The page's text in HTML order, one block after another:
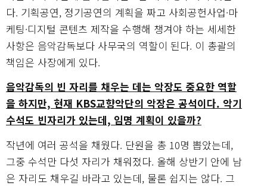
다. 기획공연, 정기공연의 계획을 짜고 사회공헌사업·마
케팅·디지털 콘텐츠 제작을 수행해 챙겨야 하는 세세한
사항은 음악감독보다 사무국의 역할이 된다. 이 총괄의
책임은 사장에게 있다.
음악감독의 빈 자리를 채우는 데는 악장도 중요한 역할
을 하지만, 현재 KBS교향악단의 악장은 공석이다. 악기
수석도 빈자리가 있는데, 임명 계획이 있을까?
작년에 여러 공석을 채웠다. 단원을 총 10명 뽑았는데,
그중 수석만 다섯 자리가 채워졌다. 올해 상반기 안에 남
은 자리도 채우길 바라고 있는데, 물론 쉽지는 않다. 그